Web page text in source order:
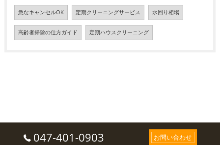
急なキャンセルOK 定期クリーニングサービス 水回り相場
高齢者掃除の仕方ガイド 定期ハウスクリーニング
047-401-0903 お問い合わせ